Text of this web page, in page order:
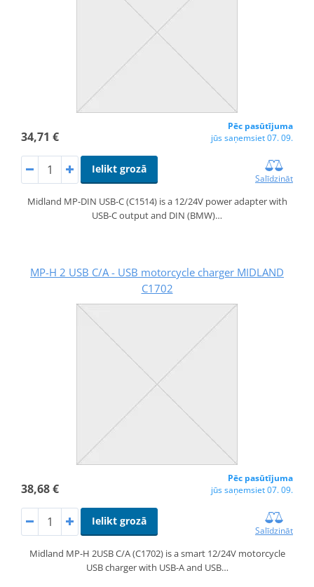
34,71 €
Pēc pasūtījuma
jūs saņemsiet 07. 09.
Ielikt grozā
Salīdzināt
Midland MP-DIN USB-C (C1514) is a 12/24V power adapter with
USB-C output and DIN (BMW)…
MP-H 2 USB C/A - USB motorcycle charger MIDLAND
C1702
38,68 €
Pēc pasūtījuma
jūs saņemsiet 07. 09.
Ielikt grozā
Salīdzināt
Midland MP-H 2USB C/A (C1702) is a smart 12/24V motorcycle
USB charger with USB-A and USB…